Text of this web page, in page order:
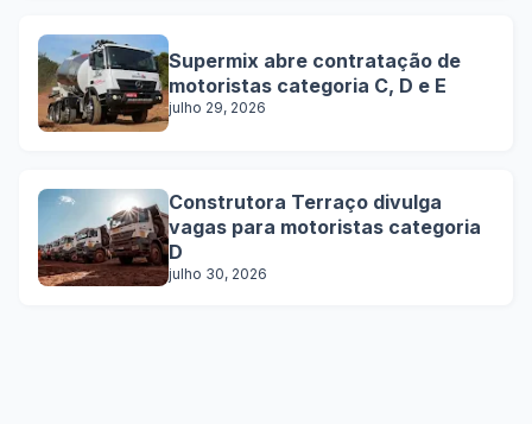
Supermix abre contratação de
motoristas categoria C, D e E
julho 29, 2026
Construtora Terraço divulga
vagas para motoristas categoria
D
julho 30, 2026